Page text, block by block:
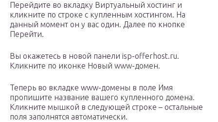
Перейдите во вкладку Виртуальный хостинг и
кликните по строке с купленным хостингом. На
данный момент он у вас один. Далее по кнопке
Перейти.
Вы окажетесь в новой панели isp-offerhost.ru.
Кликните по иконке Новый www-домен.
Теперь во вкладке www-домены в поле Имя
пропишите название вашего купленного домена.
Кликните мышкой в следующей строке – остальные
поля заполнятся автоматически.